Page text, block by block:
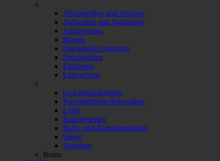
Abschneiden und Anfasen
Aufweiten und Aushalsen
Axialpressen
Biegen
Diamant-Kernbohren
Druckprüfen
Einfrieren
Entfeuchten
Gewindeschneiden
Kunststoffrohr-Schweißen
Löten
Radialpressen
Rohr- und Kanalinspektion
Sägen
Sonstiges
Rems